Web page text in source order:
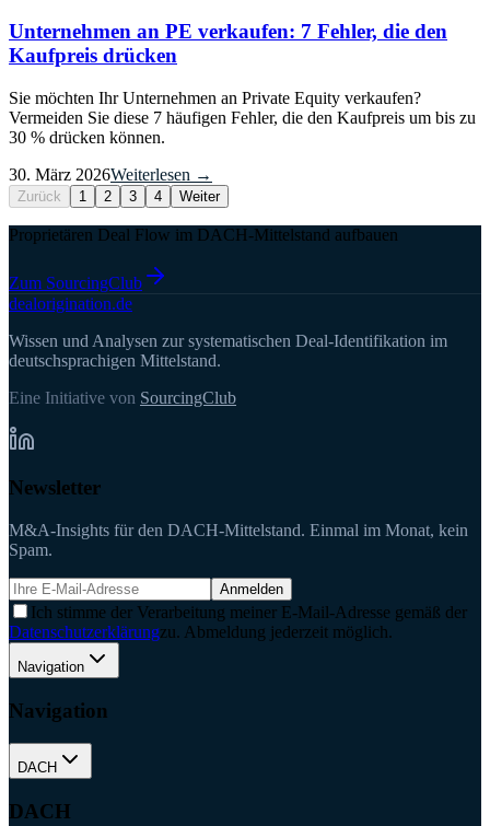
Unternehmen an PE verkaufen: 7 Fehler, die den
Kaufpreis drücken
Sie möchten Ihr Unternehmen an Private Equity verkaufen?
Vermeiden Sie diese 7 häufigen Fehler, die den Kaufpreis um bis zu
30 % drücken können.
30. März 2026Weiterlesen →
Zurück 1 2 3 4 Weiter
Proprietären Deal Flow im DACH-Mittelstand aufbauen
Zum SourcingClub
dealorigination.de
Wissen und Analysen zur systematischen Deal-Identifikation im
deutschsprachigen Mittelstand.
Eine Initiative von SourcingClub
Newsletter
M&A-Insights für den DACH-Mittelstand. Einmal im Monat, kein
Spam.
Anmelden
Ich stimme der Verarbeitung meiner E-Mail-Adresse gemäß der
Datenschutzerklärungzu. Abmeldung jederzeit möglich.
Navigation
Navigation
DACH
DACH